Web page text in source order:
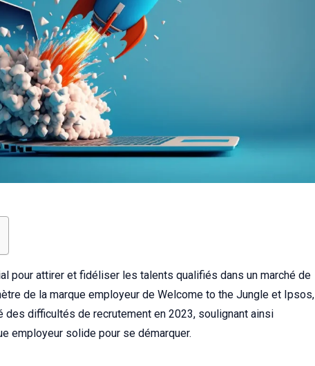
pour attirer et fidéliser les talents qualifiés dans un marché de
de la marque employeur de Welcome to the Jungle et Ipsos,
des difficultés de recrutement en 2023, soulignant ainsi
employeur solide pour se démarquer.